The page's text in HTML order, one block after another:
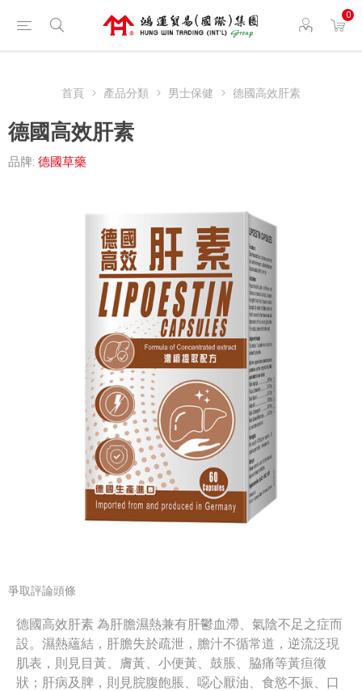
0
首頁 產品分類 男士保健 德國高效肝素
德國高效肝素
品牌: 德國草藥
爭取評論頭條
德國高效肝素 為肝膽濕熱兼有肝鬱血滯、氣陰不足之症而
設。濕熱蘊結，肝膽失於疏泄，膽汁不循常道，逆流泛現
肌表，則見目黃、膚黃、小便黃、鼓脹、脇痛等黃疸徵
狀；肝病及脾，則見脘腹飽脹、噁心厭油、食慾不振、口